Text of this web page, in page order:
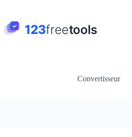
contenu
Convertisseur